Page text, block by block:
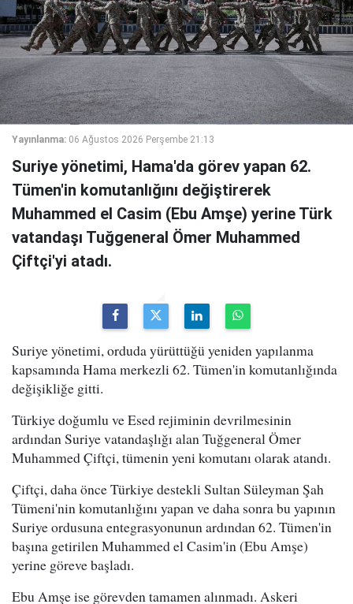
Yayınlanma: 06 Ağustos 2026 Perşembe 21:13
Suriye yönetimi, Hama'da görev yapan 62.
Tümen'in komutanlığını değiştirerek
Muhammed el Casim (Ebu Amşe) yerine Türk
vatandaşı Tuğgeneral Ömer Muhammed
Çiftçi'yi atadı.
Suriye yönetimi, orduda yürüttüğü yeniden yapılanma
kapsamında Hama merkezli 62. Tümen'in komutanlığında
değişikliğe gitti.
Türkiye doğumlu ve Esed rejiminin devrilmesinin
ardından Suriye vatandaşlığı alan Tuğgeneral Ömer
Muhammed Çiftçi, tümenin yeni komutanı olarak atandı.
Çiftçi, daha önce Türkiye destekli Sultan Süleyman Şah
Tümeni'nin komutanlığını yapan ve daha sonra bu yapının
Suriye ordusuna entegrasyonunun ardından 62. Tümen'in
başına getirilen Muhammed el Casim'in (Ebu Amşe)
yerine göreve başladı.
Ebu Amşe ise görevden tamamen alınmadı. Askeri